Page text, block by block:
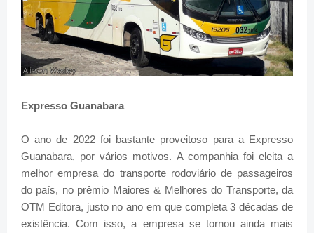
Expresso Guanabara
O ano de 2022 foi bastante proveitoso para a Expresso
Guanabara, por vários motivos. A companhia foi eleita a
melhor empresa do transporte rodoviário de passageiros
do país, no prêmio Maiores & Melhores do Transporte, da
OTM Editora, justo no ano em que completa 3 décadas de
existência. Com isso, a empresa se tornou ainda mais